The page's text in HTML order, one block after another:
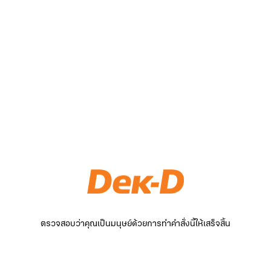
ตรวจสอบว่าคุณเป็นมนุษย์ด้วยการทำคำสั่งนี้ให้เสร็จสิ้น